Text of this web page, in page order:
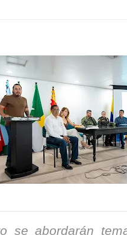
de Pereira continúa
potable transforma la vida
vulnerable en Tuluá
se abordarán